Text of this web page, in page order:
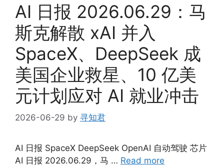
AI 日报 2026.06.29：马
斯克解散 xAI 并入
SpaceX、DeepSeek 成
美国企业救星、10 亿美
元计划应对 AI 就业冲击
2026-06-29 by 寻知君
AI 日报 SpaceX DeepSeek OpenAI 自动驾驶 芯片
AI 日报 2026.06.29，马 … Read more